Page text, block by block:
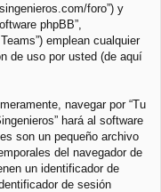
foro”) y
phpBB”,
emplean cualquier
de uso por usted (de aquí
navegar por “Tu
hará al software
son un pequeño archivo
del navegador de
un identificador de
de sesión